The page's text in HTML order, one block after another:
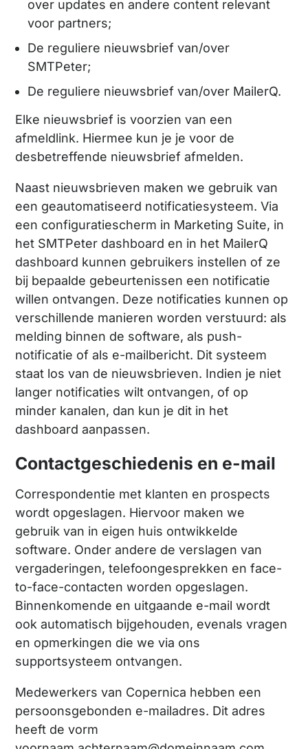
over updates en andere content relevant
voor partners;
De reguliere nieuwsbrief van/over
SMTPeter;
De reguliere nieuwsbrief van/over MailerQ.
Elke nieuwsbrief is voorzien van een
afmeldlink. Hiermee kun je je voor de
desbetreffende nieuwsbrief afmelden.
Naast nieuwsbrieven maken we gebruik van
een geautomatiseerd notificatiesysteem. Via
een configuratiescherm in Marketing Suite, in
het SMTPeter dashboard en in het MailerQ
dashboard kunnen gebruikers instellen of ze
bij bepaalde gebeurtenissen een notificatie
willen ontvangen. Deze notificaties kunnen op
verschillende manieren worden verstuurd: als
melding binnen de software, als push-
notificatie of als e-mailbericht. Dit systeem
staat los van de nieuwsbrieven. Indien je niet
langer notificaties wilt ontvangen, of op
minder kanalen, dan kun je dit in het
dashboard aanpassen.
Contactgeschiedenis en e-mail
Correspondentie met klanten en prospects
wordt opgeslagen. Hiervoor maken we
gebruik van in eigen huis ontwikkelde
software. Onder andere de verslagen van
vergaderingen, telefoongesprekken en face-
to-face-contacten worden opgeslagen.
Binnenkomende en uitgaande e-mail wordt
ook automatisch bijgehouden, evenals vragen
en opmerkingen die we via ons
supportsysteem ontvangen.
Medewerkers van Copernica hebben een
persoonsgebonden e-mailadres. Dit adres
heeft de vorm